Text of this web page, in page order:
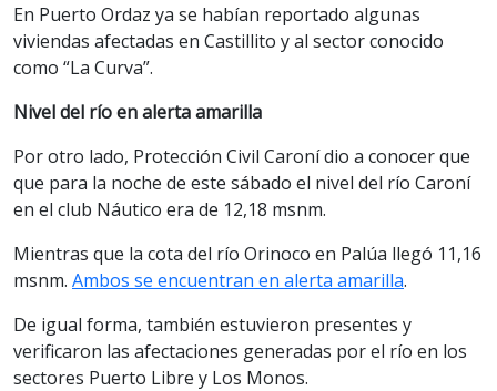
En Puerto Ordaz ya se habían reportado algunas
viviendas afectadas en Castillito y al sector conocido
como “La Curva”.
Nivel del río en alerta amarilla
Por otro lado, Protección Civil Caroní dio a conocer que
que para la noche de este sábado el nivel del río Caroní
en el club Náutico era de 12,18 msnm.
Mientras que la cota del río Orinoco en Palúa llegó 11,16
msnm. Ambos se encuentran en alerta amarilla.
De igual forma, también estuvieron presentes y
verificaron las afectaciones generadas por el río en los
sectores Puerto Libre y Los Monos.